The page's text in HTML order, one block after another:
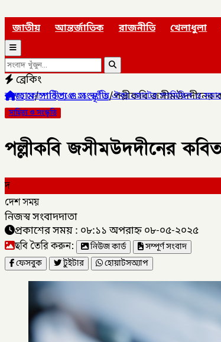
জাতীয় আন্তর্জাতিক রাজনীতি খেলাধুলা
ব্রেকিং
দলীয় ঐক্য জোটের গণমিছিল ও সমাবেশ অনুষ্ঠিত,✦
হোম/সাহিত্য ও সংস্কৃতি/পল্লীকবি
সাহিত্য ও সংস্কৃতি
পল্লীকবি জসীমউদদীনের
দ
দেশ সময়
নিজস্ব সংবাদদাতা
প্রকাশের সময় : ০৮:১১ অপরাহ্ন ০৮-০৫-২০২৫
ছবি তৈরি করুন: নিউজ কার্ড
সম্পূর্ণ সংবাদ
ফেসবুক
টুইটার হোয়াটসঅ্যাপ